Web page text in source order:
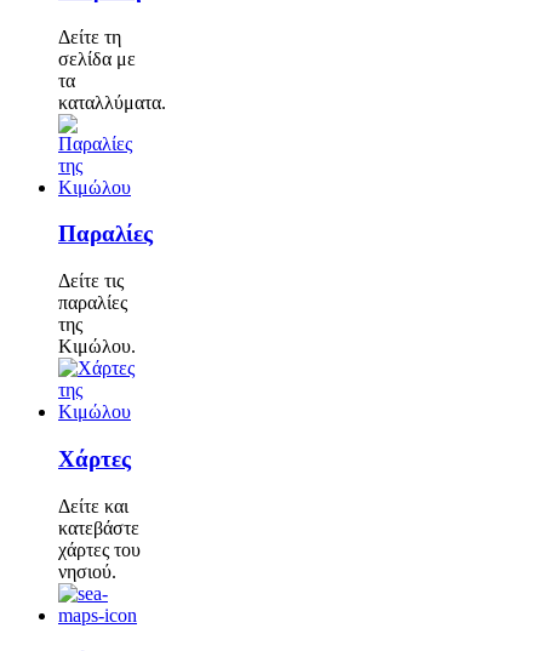
Δείτε τη
σελίδα με
τα
καταλλύματα.
Παραλίες
Δείτε τις
παραλίες
της
Κιμώλου.
Χάρτες
Δείτε και
κατεβάστε
χάρτες του
νησιού.